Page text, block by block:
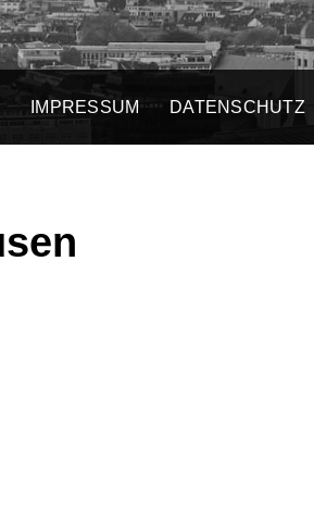
IMPRESSUM DATENSCHUTZ